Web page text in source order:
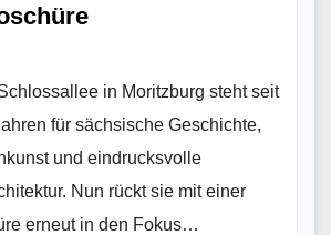
in Moritzburg steht seit
für sächsische Geschichte,
und eindrucksvolle
Nun rückt sie mit einer
erneut in den Fokus…